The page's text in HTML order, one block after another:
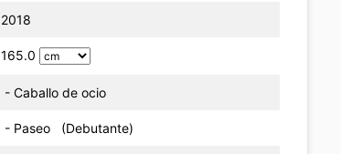
2018
165.0
- Caballo de ocio
- Paseo (Debutante)